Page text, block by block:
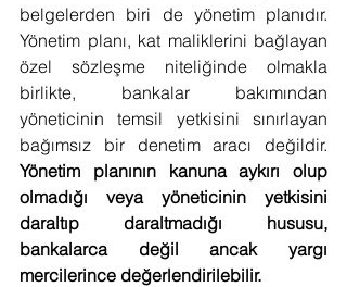
belgelerden biri de yönetim planıdır.
Yönetim planı, kat maliklerini bağlayan
özel sözleşme niteliğinde olmakla
birlikte, bankalar bakımından
yöneticinin temsil yetkisini sınırlayan
Yönetim planının kanuna aykırı olup
olmadığı veya yöneticinin yetkisini
daraltıp daraltmadığı hususu,
bankalarca değil ancak yargı
mercilerince değerlendirilebilir.